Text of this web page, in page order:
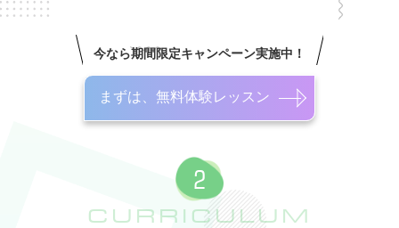
今なら期間限定キャンペーン実施中！
まずは、無料体験レッスン
CURRICULUM